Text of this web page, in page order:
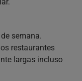
semana.
restaurantes
largas incluso